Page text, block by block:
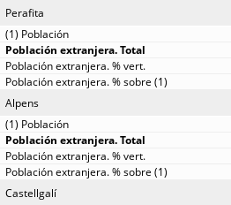
Perafita
Alpens
Castellgalí